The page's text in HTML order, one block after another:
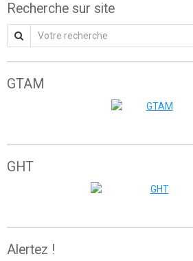
Recherche sur site
GTAM
GHT
Alertez !